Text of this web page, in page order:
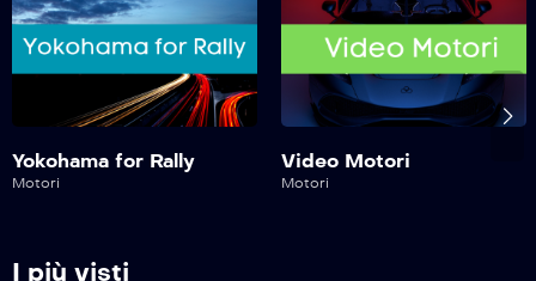
Motori A 360 Gradi – 53^ Puntata
Yokohama for Rally
Motori
Video Motori
Motori
I più visti